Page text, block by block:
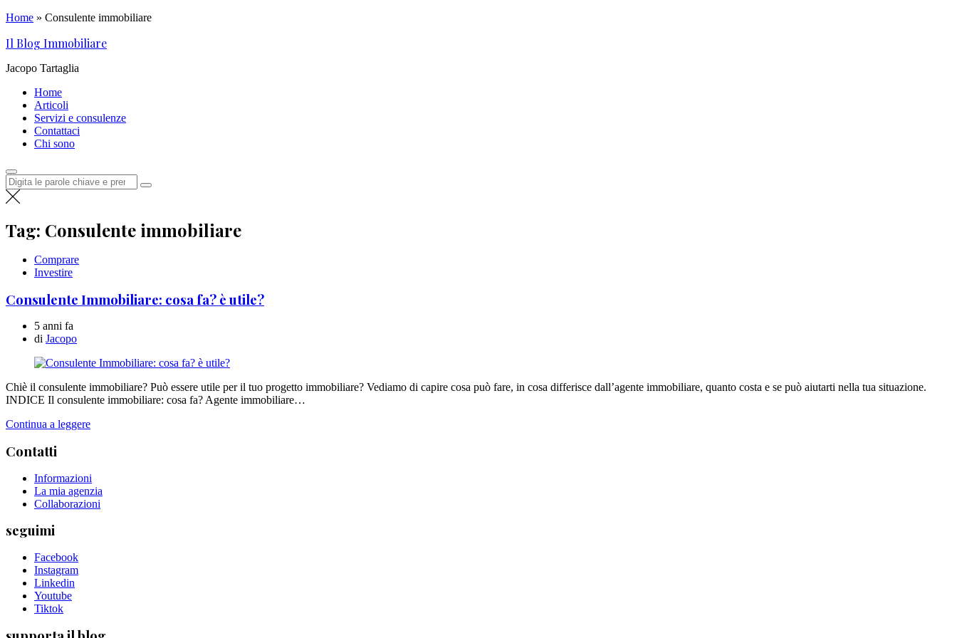
Home » Consulente immobiliare
Salta
contenuto
Il Blog Immobiliare
Jacopo Tartaglia
Home
Articoli
Servizi e consulenze
Contattaci
Chi sono
Cerca:
Tag: Consulente immobiliare
Comprare
Investire
Consulente Immobiliare: cosa fa? è utile?
5 anni fa
di Jacopo
Chiè il consulente immobiliare? Può essere utile per il tuo progetto immobiliare? Vediamo di capire cosa può fare, in cosa differisce dall’agente immobiliare, quanto costa e se può aiutarti nella tua situazione.
INDICE Il consulente immobiliare: cosa fa? Agente immobiliare…
Continua a leggere
Contatti
Informazioni
La mia agenzia
Collaborazioni
seguimi
Facebook
Instagram
Linkedin
Youtube
Tiktok